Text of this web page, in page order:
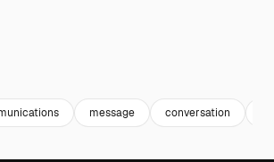
message conversation